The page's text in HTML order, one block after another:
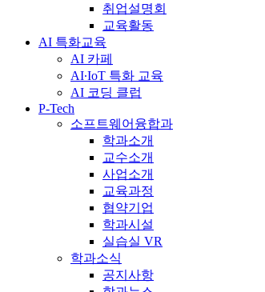
취업설명회
교육활동
AI 특화교육
AI 카페
AI∙IoT 특화 교육
AI 코딩 클럽
P-Tech
소프트웨어융합과
학과소개
교수소개
사업소개
교육과정
협약기업
학과시설
실습실 VR
학과소식
공지사항